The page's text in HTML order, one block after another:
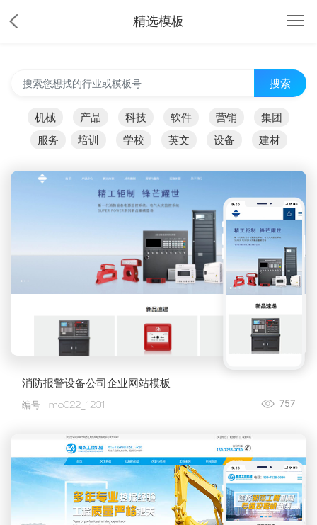
精选模板
搜索
机械 产品 科技 软件 营销
集团
服务
培训 学校 英文 设备 建材
消防报警设备公司企业网站模板
757
编号 mo022_1201